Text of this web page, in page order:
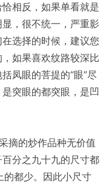
相反，如果单看就是
，很不统一，严重影
选择的时候，建议您
如果喜欢纹路较深比
凤眼的菩提的“眼”尽
突眼的都突眼，是凹
摘的炒作品种无价值
分之九十九的尺寸都
的都少。因此小尺寸